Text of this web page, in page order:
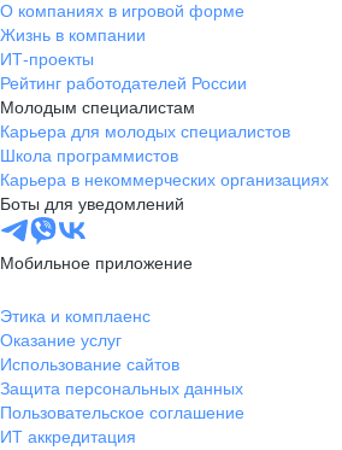
О компаниях в игровой форме
Жизнь в компании
ИТ-проекты
Рейтинг работодателей России
Молодым специалистам
Карьера для молодых специалистов
Школа программистов
Карьера в некоммерческих организациях
Боты для уведомлений
Мобильное приложение
Этика и комплаенс
Оказание услуг
Использование сайтов
Защита персональных данных
Пользовательское соглашение
ИТ аккредитация